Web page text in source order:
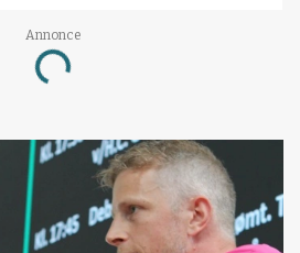
Annonce
Loading...